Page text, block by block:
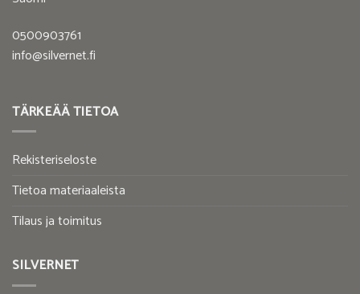
0500903761
info@silvernet.fi
TÄRKEÄÄ TIETOA
Rekisteriseloste
Tietoa materiaaleista
Tilaus ja toimitus
SILVERNET